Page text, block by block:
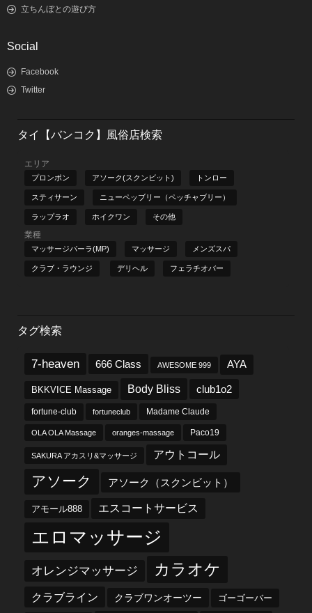
立ちんぼとの遊び方
Social
Facebook
Twitter
タイ【バンコク】風俗店検索
エリア
プロンポン アソーク(スクンビット) トンロー
スティサーン ニューペッブリー（ペッチャブリー）
ラップラオ ホイクワン その他
業種
マッサージパーラ(MP) マッサージ メンズスパ
クラブ・ラウンジ デリヘル フェラチオバー
タグ検索
7-heaven 666 Class AWESOME 999 AYA
BKKVICE Massage Body Bliss club1o2
fortune-club fortuneclub Madame Claude
OLA OLA Massage oranges-massage Paco19
SAKURA アカスリ&マッサージ アウトコール
アソーク アソーク（スクンビット）
アモール888 エスコートサービス
エロマッサージ
オレンジマッサージ カラオケ
クラブライン クラブワンオーツー ゴーゴーバー